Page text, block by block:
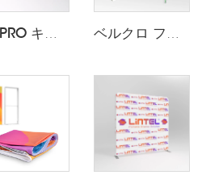
SEGPRO キャビネット & TV 3*6 ブース ベルクロ ファブリック ポップアップディスプレイ LT-09L2-A